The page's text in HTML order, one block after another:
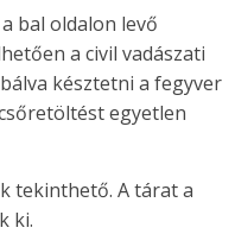
bal oldalon levő
a civil vadászati
késztetni a fegyver
egyetlen
tekinthető. A tárat a
ki.